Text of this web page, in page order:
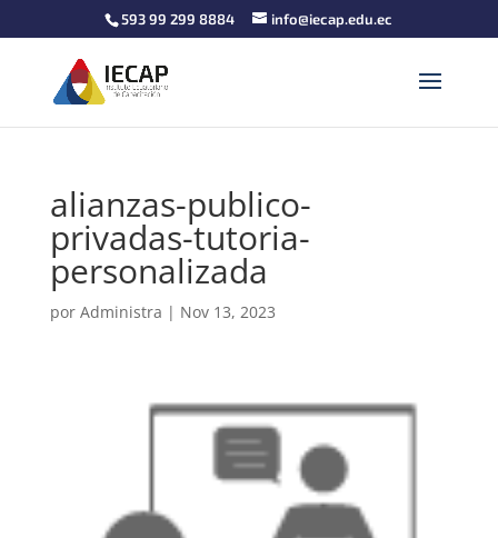
593 99 299 8884 info@iecap.edu.ec
alianzas-publico-
privadas-tutoria-
personalizada
por Administra | Nov 13, 2023